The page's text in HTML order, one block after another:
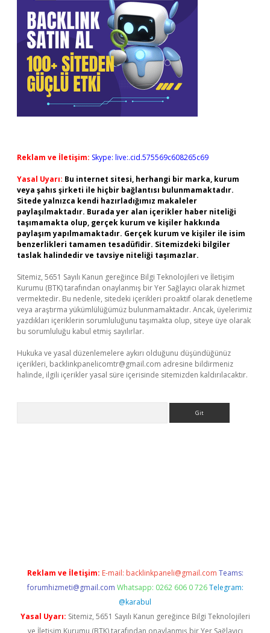
Reklam ve İletişim: Skype: live:.cid.575569c608265c69
Yasal Uyarı: Bu internet sitesi, herhangi bir marka, kurum
veya şahıs şirketi ile hiçbir bağlantısı bulunmamaktadır.
Sitede yalnızca kendi hazırladığımız makaleler
paylaşılmaktadır. Burada yer alan içerikler haber niteliği
taşımamakta olup, gerçek kurum ve kişiler hakkında
paylaşım yapılmamaktadır. Gerçek kurum ve kişiler ile isim
benzerlikleri tamamen tesadüfidir. Sitemizdeki bilgiler
taslak halindedir ve tavsiye niteliği taşımazlar.
Sitemiz, 5651 Sayılı Kanun gereğince Bilgi Teknolojileri ve İletişim
Kurumu (BTK) tarafından onaylanmış bir Yer Sağlayıcı olarak hizmet
vermektedir. Bu nedenle, sitedeki içerikleri proaktif olarak denetleme
veya araştırma yükümlülüğümüz bulunmamaktadır. Ancak, üyelerimiz
yazdıkları içeriklerin sorumluluğunu taşımakta olup, siteye üye olarak
bu sorumluluğu kabul etmiş sayılırlar.
Hukuka ve yasal düzenlemelere aykırı olduğunu düşündüğünüz
içerikleri, backlinkpanelicomtr@gmail.com adresine bildirmeniz
halinde, ilgili içerikler yasal süre içerisinde sitemizden kaldırılacaktır.
Reklam ve İletişim: E-mail: backlinkpaneli@gmail.com Teams:
forumhizmeti@gmail.com Whatsapp: 0262 606 0 726 Telegram:
@karabul
Yasal Uyarı: Sitemiz, 5651 Sayılı Kanun gereğince Bilgi Teknolojileri
ve İletişim Kurumu (BTK) tarafından onaylanmış bir Yer Sağlayıcı